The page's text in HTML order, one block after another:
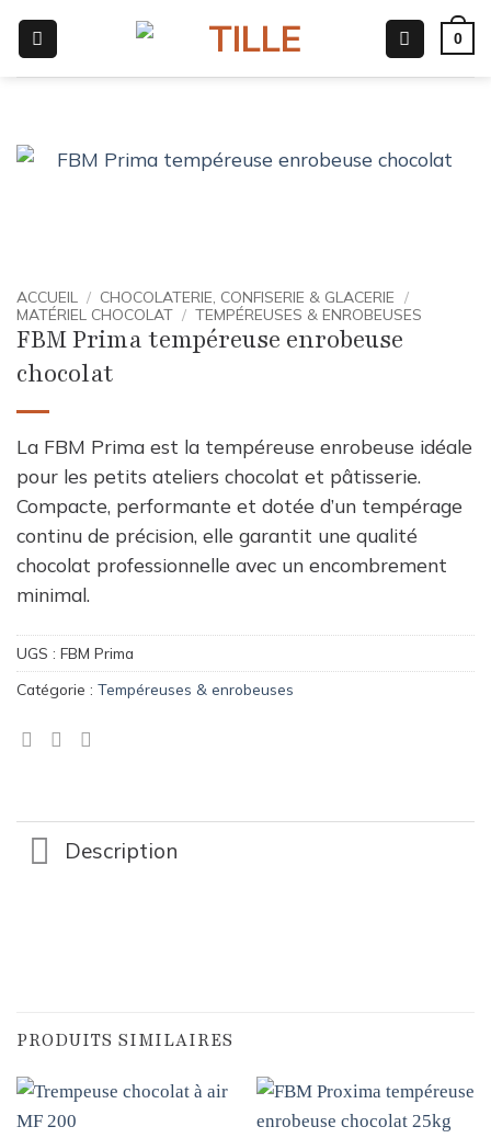
contenu
0
ACCUEIL / CHOCOLATERIE, CONFISERIE & GLACERIE /
MATÉRIEL CHOCOLAT / TEMPÉREUSES & ENROBEUSES
FBM Prima tempéreuse enrobeuse
chocolat
La FBM Prima est la tempéreuse enrobeuse idéale
pour les petits ateliers chocolat et pâtisserie.
Compacte, performante et dotée d’un tempérage
continu de précision, elle garantit une qualité
chocolat professionnelle avec un encombrement
minimal.
UGS : FBM Prima
Catégorie : Tempéreuses & enrobeuses
Description
PRODUITS SIMILAIRES